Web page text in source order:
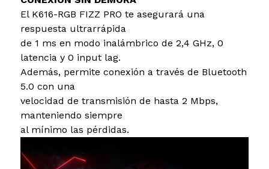
El K616-RGB FIZZ PRO te asegurará una
respuesta ultrarrápida
de 1 ms en modo inalámbrico de 2,4 GHz, 0
latencia y 0 input lag.
Además, permite conexión a través de Bluetooth
5.0 con una
velocidad de transmisión de hasta 2 Mbps,
manteniendo siempre
al mínimo las pérdidas.